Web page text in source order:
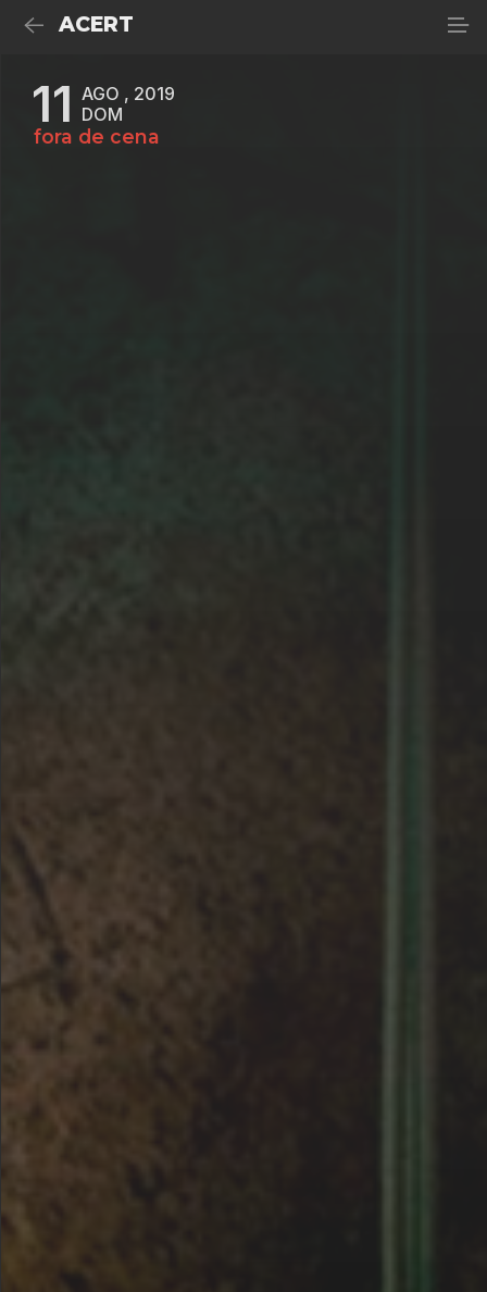
ACERT
11 AGO , 2019
DOM
fora de cena